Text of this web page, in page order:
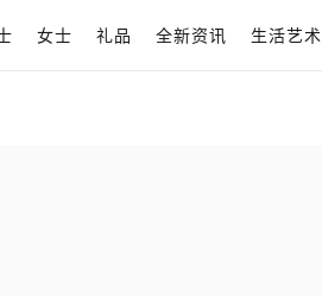
女士 礼品 全新资讯 生活艺术